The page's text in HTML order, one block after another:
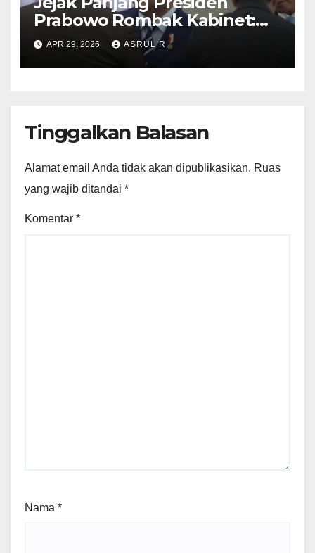
Prabowo Rombak Kabinet:
Ganti Mendikti Saintek
sampai Geser Menteri
Lingkungan Hidup
APR 29, 2026 ASRUL R
Tinggalkan Balasan
Alamat email Anda tidak akan dipublikasikan. Ruas
yang wajib ditandai *
Komentar *
Nama *